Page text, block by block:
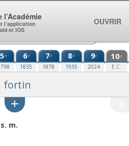
5e 6e
1835
7e
1878
8e
1935
9e
2024
10e
E.C.
fortin
s. m.
l’application
et iOS
OUVRIR